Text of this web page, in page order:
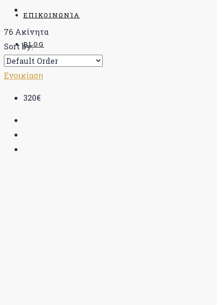
ΕΠΙΚΟΙΝΩΝΊΑ
BLOG
76 Ακίνητα
Sort by:
Ενοικίαση
320€